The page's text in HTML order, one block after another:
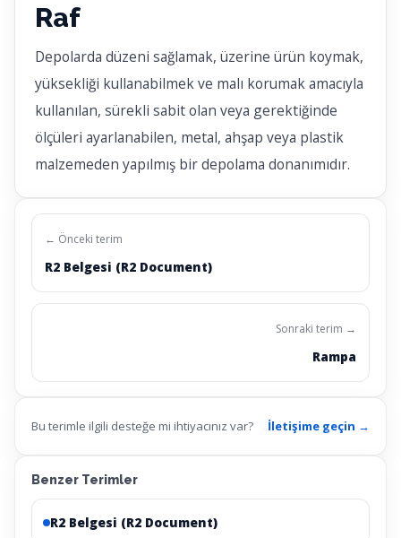
Raf
Depolarda düzeni sağlamak, üzerine ürün koymak,
yüksekliği kullanabilmek ve malı korumak amacıyla
kullanılan, sürekli sabit olan veya gerektiğinde
ölçüleri ayarlanabilen, metal, ahşap veya plastik
malzemeden yapılmış bir depolama donanımıdır.
← Önceki terim
R2 Belgesi (R2 Document)
Sonraki terim →
Rampa
Bu terimle ilgili desteğe mi ihtiyacınız var? İletişime geçin →
Benzer Terimler
R2 Belgesi (R2 Document)